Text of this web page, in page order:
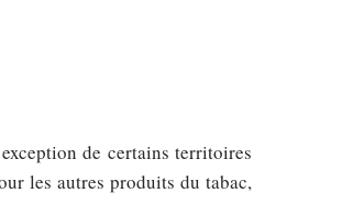
de certains territoires
les autres produits du tabac,